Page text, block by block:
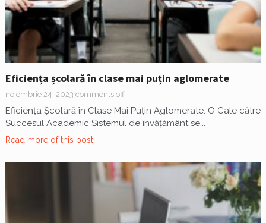
Eficiența școlară în clase mai puțin aglomerate
noiembrie 24, 2023 comments off
Eficiența Școlară în Clase Mai Puțin Aglomerate: O Cale către
Succesul Academic Sistemul de învățământ se...
Read more of this post